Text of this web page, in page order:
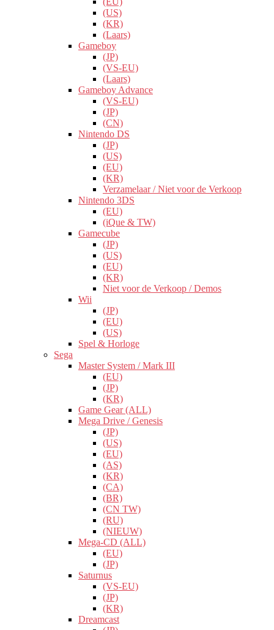
(US)
(KR)
(Laars)
Gameboy
(JP)
(VS-EU)
(Laars)
Gameboy Advance
(VS-EU)
(JP)
(CN)
Nintendo DS
(JP)
(US)
(EU)
(KR)
Verzamelaar / Niet voor de Verkoop
Nintendo 3DS
(EU)
(iQue & TW)
Gamecube
(JP)
(US)
(EU)
(KR)
Niet voor de Verkoop / Demos
Wii
(JP)
(EU)
(US)
Spel & Horloge
Sega
Master System / Mark III
(EU)
(JP)
(KR)
Game Gear (ALL)
Mega Drive / Genesis
(JP)
(US)
(EU)
(AS)
(KR)
(CA)
(BR)
(CN TW)
(RU)
(NIEUW)
Mega-CD (ALL)
(EU)
(JP)
Saturnus
(VS-EU)
(JP)
(KR)
Dreamcast